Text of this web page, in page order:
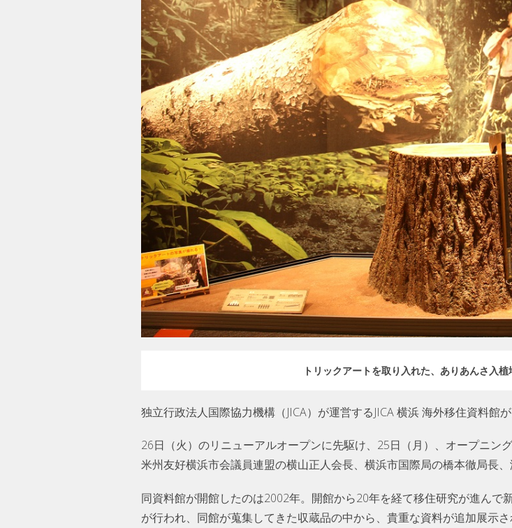
サッカー
PEOPLE
ビジネス
コラム
トリックアートを取り入れた、ありあんさ入植
独立行政法人国際協力機構（JICA）が運営するJICA 横浜 海外移住資料館
26日（火）のリニューアルオープンに先駆け、25日（月）、オープニン
米州友好横浜市会議員連盟の横山正人会長、横浜市国際局の橋本徹局長
同資料館が開館したのは2002年。開館から20年を経て移住研究が進ん
が行われ、同館が蒐集してきた収蔵品の中から、貴重な資料が追加展示